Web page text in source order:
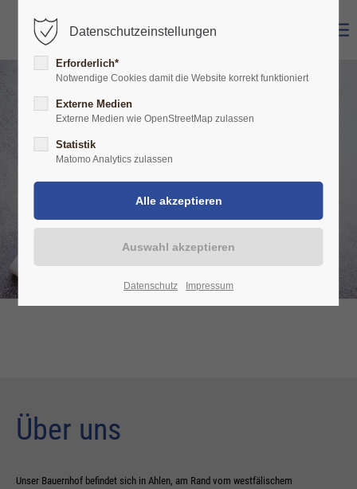
Über uns
Unser Bauernhof befindet sich in Ahlen, am Rand vom westfälischem
Datenschutzeinstellungen
Erforderlich*
Notwendige Cookies damit die Website korrekt funktioniert
Externe Medien
Externe Medien wie OpenStreetMap zulassen
Statistik
Matomo Analytics zulassen
Datenschutz Impressum